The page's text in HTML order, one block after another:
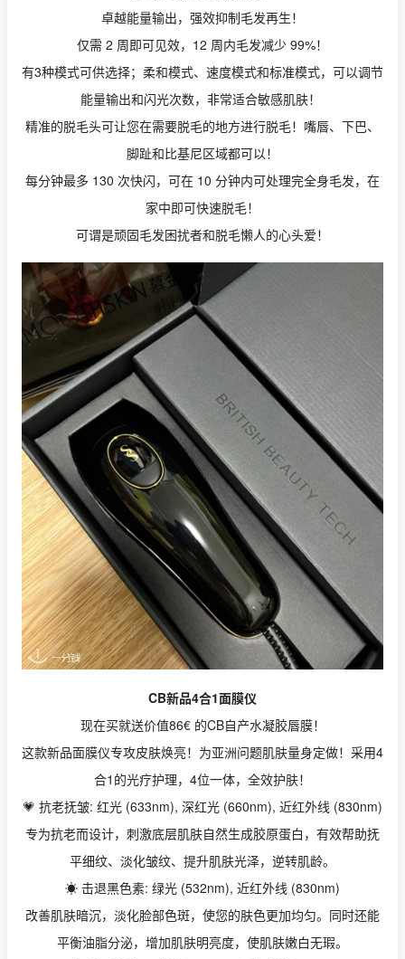
卓越能量输出，强效抑制毛发再生！
仅需 2 周即可见效，12 周内毛发减少 99%！
有3种模式可供选择；柔和模式、速度模式和标准模式，可以调节
能量输出和闪光次数，非常适合敏感肌肤！
精准的脱毛头可让您在需要脱毛的地方进行脱毛！嘴唇、下巴、
脚趾和比基尼区域都可以！
每分钟最多 130 次快闪，可在 10 分钟内可处理完全身毛发，在
家中即可快速脱毛！
可谓是顽固毛发困扰者和脱毛懒人的心头爱！
CB新品4合1面膜仪
现在买就送价值86€ 的CB自产水凝胶唇膜！
这款新品面膜仪专攻皮肤焕亮！为亚洲问题肌肤量身定做！采用4
合1的光疗护理，4位一体，全效护肤！
💗 抗老抚皱: 红光 (633nm), 深红光 (660nm), 近红外线 (830nm)
专为抗老而设计，刺激底层肌肤自然生成胶原蛋白，有效帮助抚
平细纹、淡化皱纹、提升肌肤光泽，逆转肌龄。
☀️ 击退黑色素: 绿光 (532nm), 近红外线 (830nm)
改善肌肤暗沉，淡化脸部色斑，使您的肤色更加均匀。同时还能
平衡油脂分泌，增加肌肤明亮度，使肌肤嫩白无瑕。